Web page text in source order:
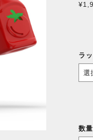
ラ
数量